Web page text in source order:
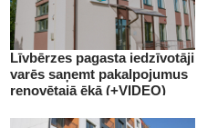
Līvbērzes pagasta iedzīvotāji
varēs saņemt pakalpojumus
renovētajā ēkā (+VIDEO)